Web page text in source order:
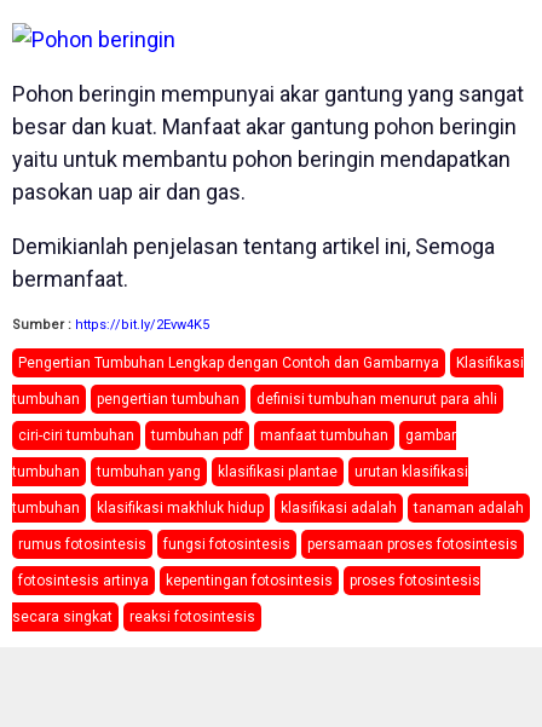
Pohon beringin mempunyai akar gantung yang sangat
besar dan kuat. Manfaat akar gantung pohon beringin
yaitu untuk membantu pohon beringin mendapatkan
pasokan uap air dan gas.
Demikianlah penjelasan tentang artikel ini, Semoga
bermanfaat.
Sumber : https://bit.ly/2Evw4K5
Pengertian Tumbuhan Lengkap dengan Contoh dan Gambarnya Klasifikasi
tumbuhan pengertian tumbuhan definisi tumbuhan menurut para ahli
ciri-ciri tumbuhan tumbuhan pdf manfaat tumbuhan gambar
tumbuhan tumbuhan yang klasifikasi plantae urutan klasifikasi
tumbuhan klasifikasi makhluk hidup klasifikasi adalah tanaman adalah
rumus fotosintesis fungsi fotosintesis persamaan proses fotosintesis
fotosintesis artinya kepentingan fotosintesis proses fotosintesis
secara singkat reaksi fotosintesis